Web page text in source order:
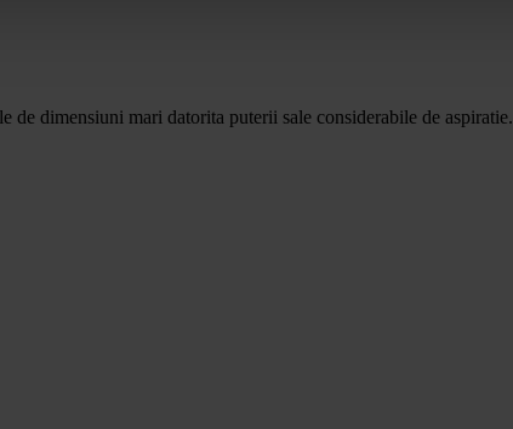
dimensiuni mari datorita puterii sale considerabile de aspiratie.